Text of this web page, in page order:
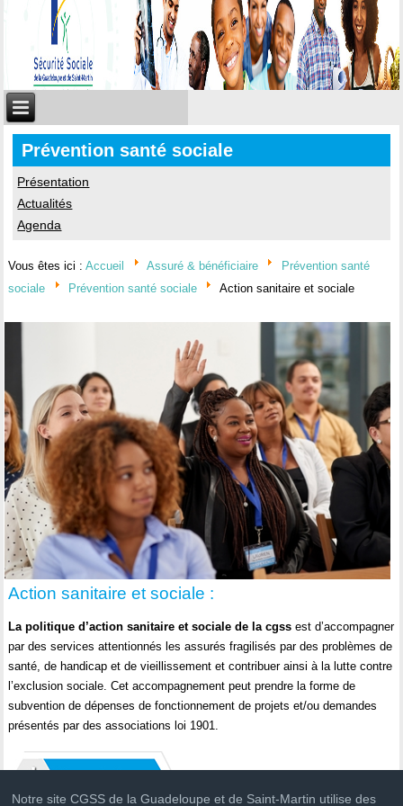
Notre site CGSS de la Guadeloupe et de Saint-Martin utilise des
Prévention santé sociale
Présentation
Actualités
Agenda
Vous êtes ici :Accueil Assuré & bénéficiaire
Prévention santé
sociale
Prévention santé sociale Action sanitaire et sociale
Action sanitaire et sociale :
La politique d’action sanitaire et sociale de la cgss est d’accompagner
par des services attentionnés les assurés fragilisés par des problèmes de
santé, de handicap et de vieillissement et contribuer ainsi à la lutte contre
l’exclusion sociale. Cet accompagnement peut prendre la forme de
subvention de dépenses de fonctionnement de projets et/ou demandes
présentés par des associations loi 1901.